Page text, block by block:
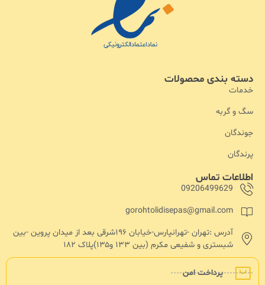
پرداخت امن
اطلاعات تماس
09206499629
gorohtolidisepas@gmail.com
آدرس :تهران -تهرانپارس-خیابان ۱۹۶شرقی بعد از میدان پروین -بین
شبستری و شفیعی مکرم (بین ۱۳۳ و۱۳۵)پلاک ۱۸۲
دسته بندی محصولات
خدمات
سگ و گربه
جوندگان
پرندگان